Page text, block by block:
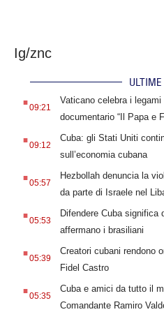
Ig/znc
.09:21
Vaticano celebra i legami
documentario “Il Papa e
.09:12
Cuba: gli Stati Uniti
sull’economia cubana
.05:57
Hezbollah denuncia la
da parte di Israele nel
.05:53
Difendere Cuba significa
affermano i brasiliani
.05:39
Creatori cubani rendono
Fidel Castro
.05:35
Cuba e amici da tutto il
Comandante Ramiro